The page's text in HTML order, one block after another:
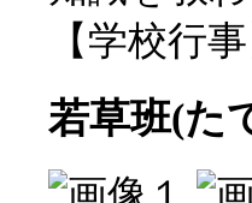
【学校行
若草班(た